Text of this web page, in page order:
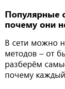
Популярные
почему они
В сети можно
методов – от
разберём
почему